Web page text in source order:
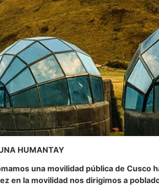
HUMANTAY
una movilidad pública de
en la movilidad nos dirigimos a